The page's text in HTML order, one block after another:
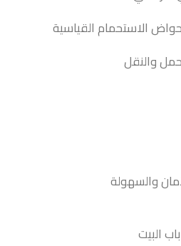
الاستحمام القياسية
والنقل
والسهولة
البيت